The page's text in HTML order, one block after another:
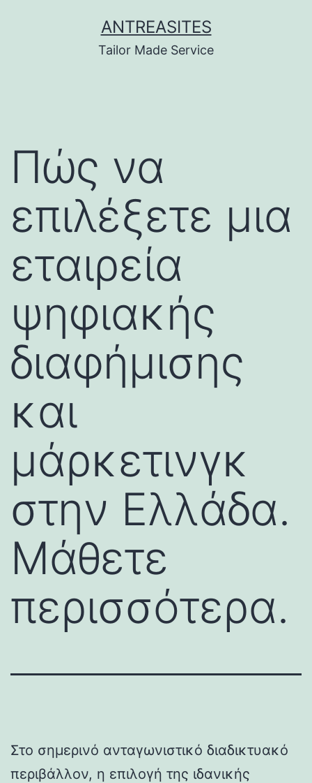
ANTREASITES
Tailor Made Service
Πώς να
επιλέξετε μια
εταιρεία
ψηφιακής
διαφήμισης
και
μάρκετινγκ
στην Ελλάδα.
Μάθετε
περισσότερα.
Στο σημερινό ανταγωνιστικό διαδικτυακό
περιβάλλον, η επιλογή της ιδανικής